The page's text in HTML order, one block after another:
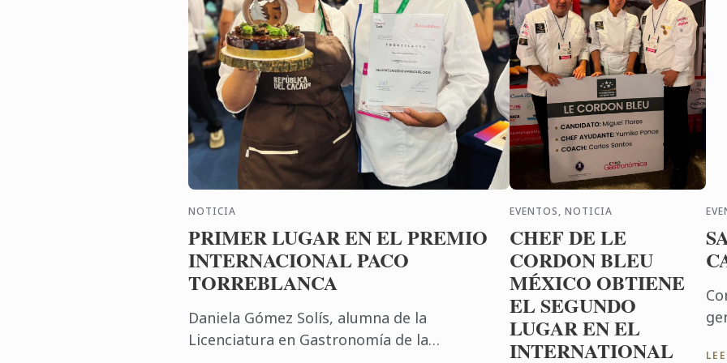
NOTICIA
PRIMER LUGAR EN EL PREMIO
INTERNACIONAL PACO
TORREBLANCA
Daniela Gómez Solís, alumna de la
Licenciatura en Gastronomía de la
EVENTOS, NOTICIA
CHEF DE LE
CORDON BLEU
MÉXICO OBTIENE
EL SEGUNDO
LUGAR EN EL
INTERNATIONAL